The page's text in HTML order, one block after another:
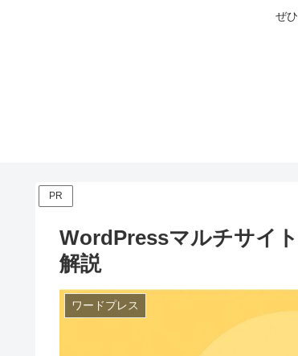
ぜ
PR
WordPressマルチサイ
解説
ワードプレス